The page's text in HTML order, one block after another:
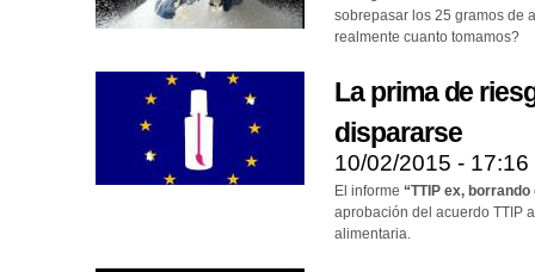
sobrepasar los 25 gramos de
realmente cuanto tomamos?
La prima de
dispararse
10/02/2015 - 17:16
El informe “TTIP ex,
aprobación del acuerdo TTIP
alimentaria.